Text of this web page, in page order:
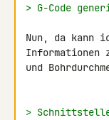
> G-Code
Nun, da kann
Informationen
und
>